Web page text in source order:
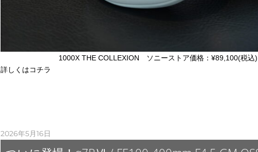
1000X THE COLLEXION ソニーストア価格：¥89,100(税込)
詳しくはコチラ
2026年5月16日